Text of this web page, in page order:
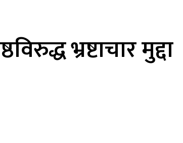
भ्रष्टाचार मुद्दा